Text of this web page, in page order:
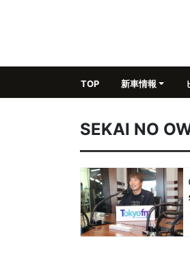
TOP 新車情報
SEKAI NO